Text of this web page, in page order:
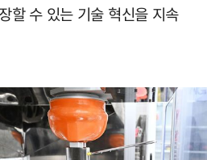
할 수 있는 기술 혁신을 지속